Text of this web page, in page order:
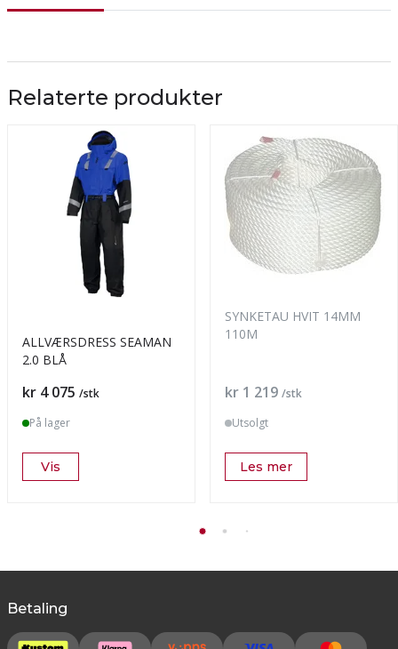
Relaterte produkter
ALLVÆRSDRESS SEAMAN
2.0 BLÅ
Pris
kr 4 075 /stk
På lager
Vis
SYNKETAU HVIT 14MM
110M
Pris
kr 1 219 /stk
Utsolgt
Les mer
Betaling